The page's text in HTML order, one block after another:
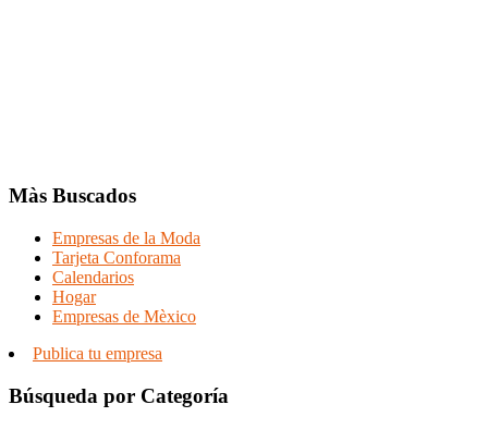
Màs Buscados
Empresas de la Moda
Tarjeta Conforama
Calendarios
Hogar
Empresas de Mèxico
Publica tu empresa
Búsqueda por Categoría